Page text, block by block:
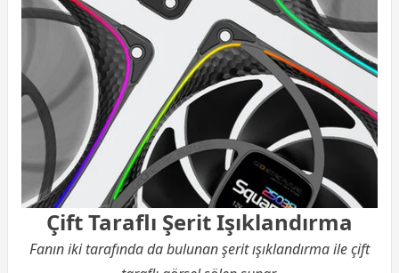
Çift Taraflı Şerit Işıklandırma
Fanın iki tarafında da bulunan şerit ışıklandırma ile çift